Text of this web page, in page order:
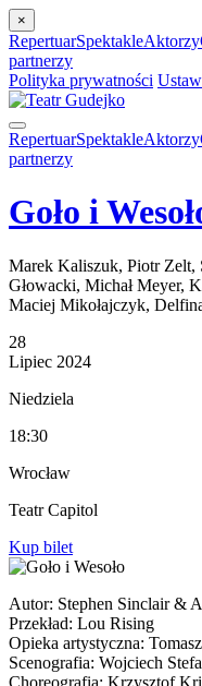
×
RepertuarSpektakleAktorzy
partnerzy
Polityka prywatności
RepertuarSpektakleAktorzy
partnerzy
Goło i
Marek Kaliszuk, Piotr Zelt,
Głowacki, Michał Meyer,
Maciej Mikołajczyk,
28
Lipiec 2024
Niedziela
18:30
Wrocław
Teatr Capitol
Kup bilet
Autor: Stephen Sinclair &
Przekład: Lou Rising
Opieka artystyczna:
Scenografia: Wojciech
Choreografia: Krzysztof